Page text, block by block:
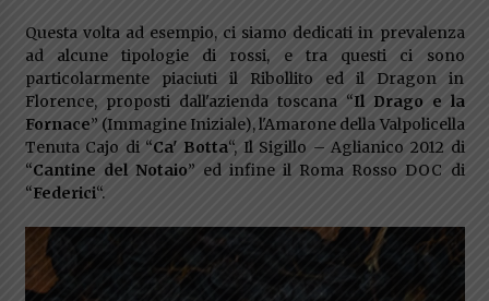
Questa volta ad esempio, ci siamo dedicati in prevalenza
ad alcune tipologie di rossi, e tra questi ci sono
particolarmente piaciuti il Ribollito ed il Dragon in
Florence, proposti dall'azienda toscana “Il Drago e la
Fornace” (Immagine Iniziale), l'Amarone della Valpolicella
Tenuta Cajo di “Ca' Botta“, Il Sigillo – Aglianico 2012 di
“Cantine del Notaio” ed infine il Roma Rosso DOC di
“Federici“.